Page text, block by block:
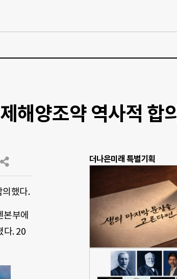
양조약 역사적 합의
했다.
부에
다. 20
더나은미래 특별기획